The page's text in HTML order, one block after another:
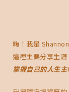
嗨！我是 Shannon
這裡主要分享生
掌握自己的人生